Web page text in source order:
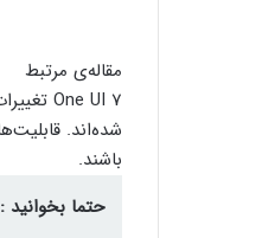
مقاله‌ی مرتبط
باشند.
حتما بخوانید :